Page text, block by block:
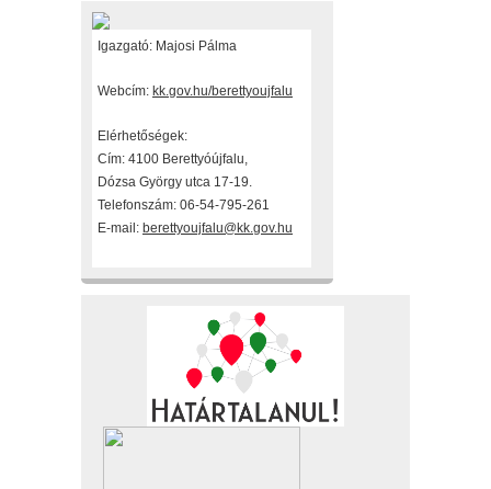
Igazgató: Majosi Pálma
Webcím: kk.gov.hu/berettyoujfalu
Elérhetőségek:
Cím: 4100 Berettyóújfalu,
Dózsa György utca 17-19.
Telefonszám: 06-54-795-261
E-mail: berettyoujfalu@kk.gov.hu